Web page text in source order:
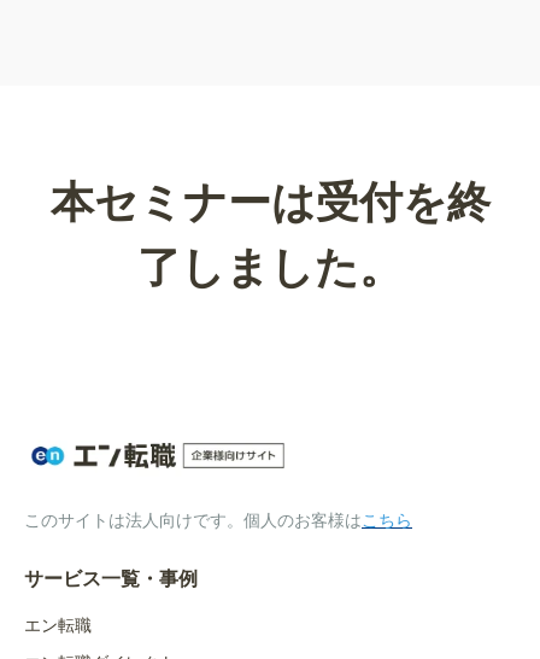
本セミナーは受付を終
了しました。
このサイトは法人向けです。個人のお客様はこちら
サービス一覧・事例
エン転職